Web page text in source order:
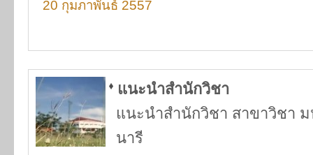
20 กุมภาพันธ์ 2557
แนะนำสำนักวิชา
แนะนำสำนักวิชา สาขาวิชา
นารี